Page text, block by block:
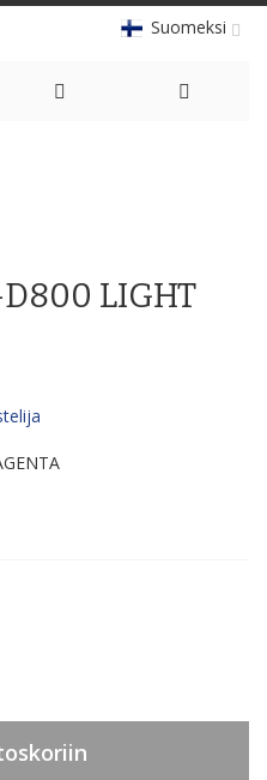
Suomeksi
D800 LIGHT